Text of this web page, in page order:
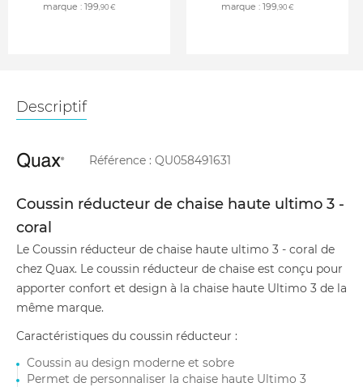
marque : 199,90 €
marque : 199,90 €
Descriptif
Référence : QU058491631
Coussin réducteur de chaise haute ultimo 3 -
coral
Le Coussin réducteur de chaise haute ultimo 3 - coral de
chez Quax. Le coussin réducteur de chaise est conçu pour
apporter confort et design à la chaise haute Ultimo 3 de la
même marque.
Caractéristiques du coussin réducteur :
Coussin au design moderne et sobre
Permet de personnaliser la chaise haute Ultimo 3